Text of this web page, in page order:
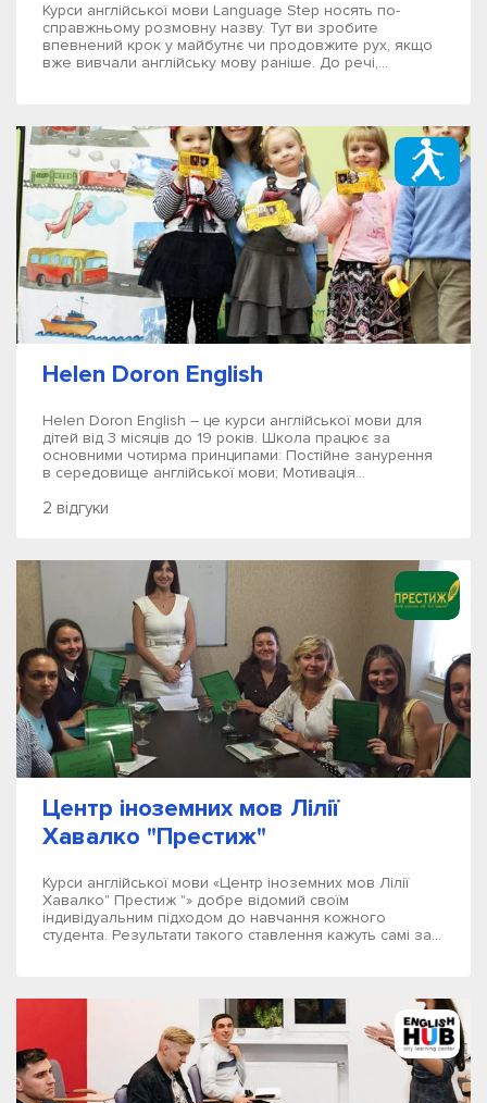
Курси англійської мови Language Step носять по-
справжньому розмовну назву. Тут ви зробите
впевнений крок у майбутнє чи продовжите рух, якщо
вже вивчали англійську мову раніше. До речі,...
Helen Doron English
Helen Doron English – це курси англійської мови для
дітей від 3 місяців до 19 років. Школа працює за
основними чотирма принципами: Постійне занурення
в середовище англійської мови; Мотивація...
2 відгуки
Центр іноземних мов Лілії
Хавалко "Престиж"
Курси англійської мови «Центр іноземних мов Лілії
Хавалко" Престиж "» добре відомий своїм
індивідуальним підходом до навчання кожного
студента. Результати такого ставлення кажуть самі за...